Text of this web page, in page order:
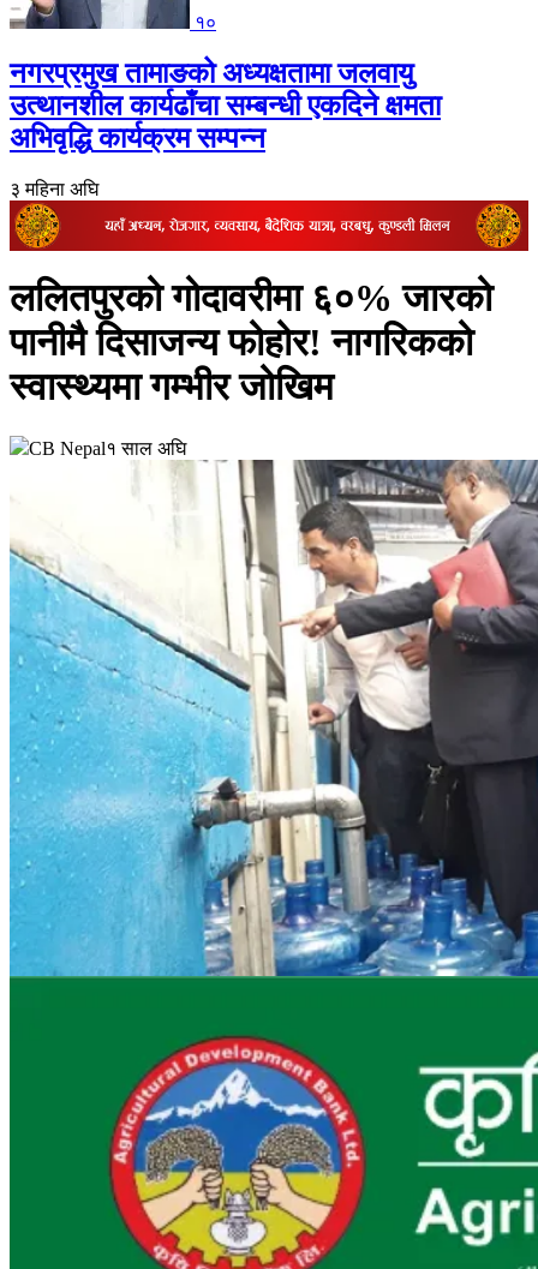
१०
नगरप्रमुख तामाङको अध्यक्षतामा जलवायु
उत्थानशील कार्यढाँचा सम्बन्धी एकदिने क्षमता
अभिवृद्धि कार्यक्रम सम्पन्न
३ महिना अघि
ललितपुरको गोदावरीमा ६०% जारको
पानीमै दिसाजन्य फोहोर! नागरिकको
स्वास्थ्यमा गम्भीर जोखिम
CB Nepal१ साल अघि